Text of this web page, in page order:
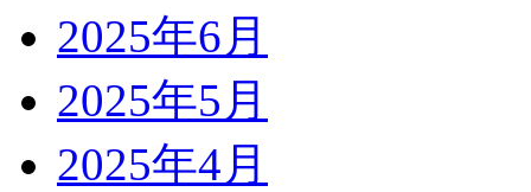
2025年6月
2025年5月
2025年4月